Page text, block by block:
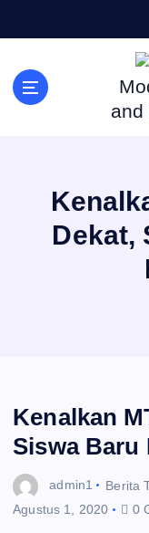
and
Dekat,
Kenalkan
Siswa Baru
admin1 Berita
Agustus 1, 2020
0